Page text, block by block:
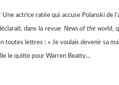
ratée qui accuse Polanski de
dans la revue News of the world,
toutes lettres : « Je voulais devenir sa
le quitte pour Warren Beatty...